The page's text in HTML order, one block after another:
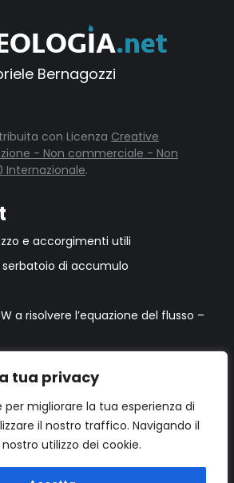
tua privacy
per migliorare la tua esperienza di
il nostro traffico. Navigando il
utilizzo dei cookie.
Bernagozzi
con Licenza Creative
- Non commerciale - Non
Internazionale.
e accorgimenti utili
di accumulo
a risolvere l’equazione del flusso –